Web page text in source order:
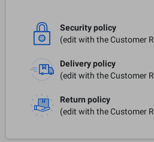
Security policy
(edit with the Customer
Delivery policy
(edit with the Customer
Return policy
(edit with the Customer